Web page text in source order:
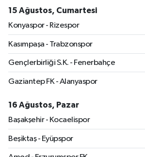
15 Ağustos, Cumartesi
Konyaspor - Rizespor
Kasımpaşa - Trabzonspor
Gençlerbirliği S.K. - Fenerbahçe
Gaziantep FK - Alanyaspor
16 Ağustos, Pazar
Başakşehir - Kocaelispor
Beşiktaş - Eyüpspor